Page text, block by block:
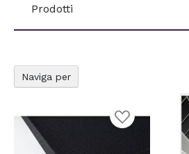
Prodotti
Naviga per